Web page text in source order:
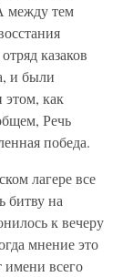
между тем
казаков
и были
как
Речь
победа.
лагере все
битву на
к вечеру
мнение это
всего